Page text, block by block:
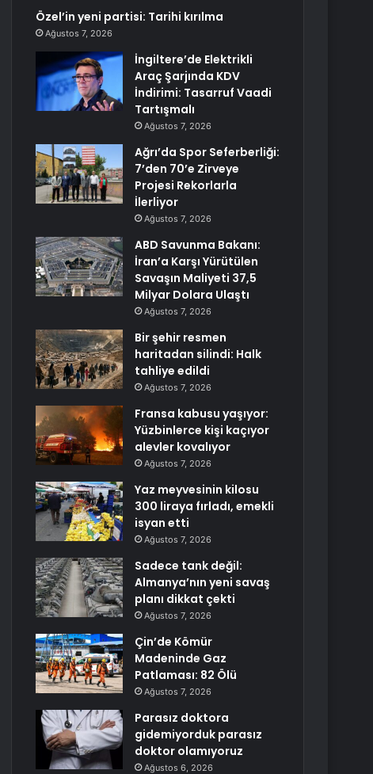
Özel’in yeni partisi: Tarihi kırılma
Ağustos 7, 2026
İngiltere’de Elektrikli
Araç Şarjında KDV
İndirimi: Tasarruf Vaadi
Tartışmalı
Ağustos 7, 2026
Ağrı’da Spor Seferberliği:
7’den 70’e Zirveye
Projesi Rekorlarla
İlerliyor
Ağustos 7, 2026
ABD Savunma Bakanı:
İran’a Karşı Yürütülen
Savaşın Maliyeti 37,5
Milyar Dolara Ulaştı
Ağustos 7, 2026
Bir şehir resmen
haritadan silindi: Halk
tahliye edildi
Ağustos 7, 2026
Fransa kabusu yaşıyor:
Yüzbinlerce kişi kaçıyor
alevler kovalıyor
Ağustos 7, 2026
Yaz meyvesinin kilosu
300 liraya fırladı, emekli
isyan etti
Ağustos 7, 2026
Sadece tank değil:
Almanya’nın yeni savaş
planı dikkat çekti
Ağustos 7, 2026
Çin’de Kömür
Madeninde Gaz
Patlaması: 82 Ölü
Ağustos 7, 2026
Parasız doktora
gidemiyorduk parasız
doktor olamıyoruz
Ağustos 6, 2026